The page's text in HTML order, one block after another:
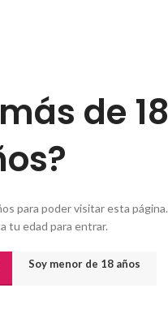
de 18
para poder visitar esta página.
tu edad para entrar.
Soy menor de 18 años